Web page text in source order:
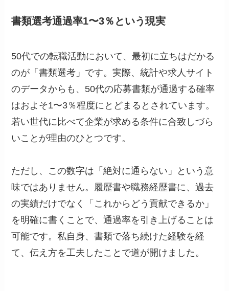
書類選考通過率1〜3％という現実
50代での転職活動において、最初に立ちはだかる
のが「書類選考」です。実際、統計や求人サイト
のデータからも、50代の応募書類が通過する確率
はおよそ1〜3％程度にとどまるとされています。
若い世代に比べて企業が求める条件に合致しづら
いことが理由のひとつです。
ただし、この数字は「絶対に通らない」という意
味ではありません。履歴書や職務経歴書に、過去
の実績だけでなく「これからどう貢献できるか」
を明確に書くことで、通過率を引き上げることは
可能です。私自身、書類で落ち続けた経験を経
て、伝え方を工夫したことで道が開けました。